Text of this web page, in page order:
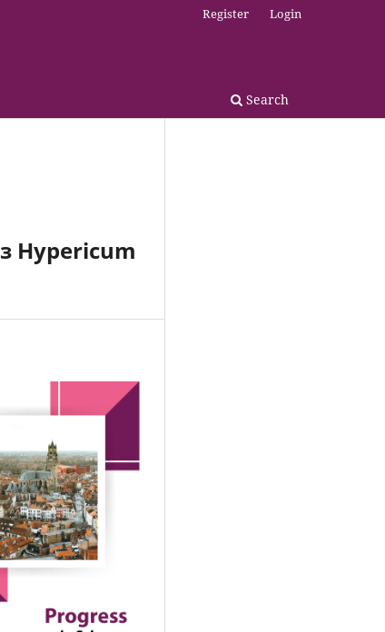
Search
Register Login
Hypericum